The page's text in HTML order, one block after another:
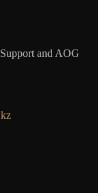
and AOG